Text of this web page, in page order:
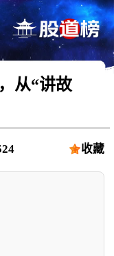
从“讲故
收藏